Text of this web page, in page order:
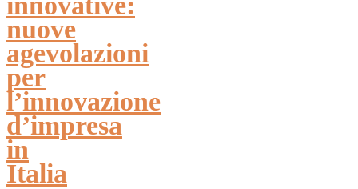
nuove
agevolazioni
per
l’innovazione
d’impresa
in
Italia